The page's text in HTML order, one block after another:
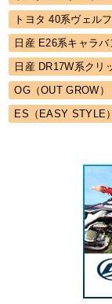
トヨタ 40系ヴェル
日産 E26系キャラバ
日産 DR17W系クリ
OG（OUT GROW）
ES（EASY STYLE）